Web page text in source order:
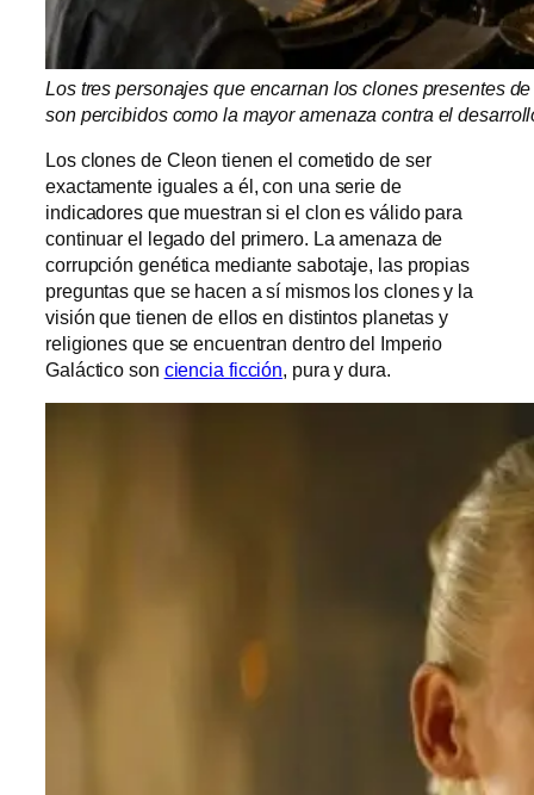
Los tres personajes que encarnan los clones presentes
son percibidos como la mayor amenaza contra el
Los clones de Cleon tienen el cometido de ser
exactamente iguales a él, con una serie de
indicadores que muestran si el clon es válido para
continuar el legado del primero. La amenaza de
corrupción genética mediante sabotaje, las propias
preguntas que se hacen a sí mismos los clones y la
visión que tienen de ellos en distintos planetas y
religiones que se encuentran dentro del Imperio
Galáctico son ciencia ficción, pura y dura.